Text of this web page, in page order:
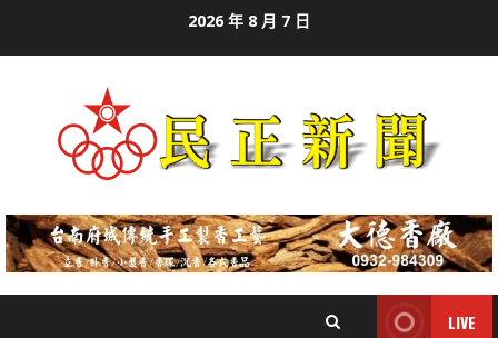
2026 年 8 月 7 日
LIVE